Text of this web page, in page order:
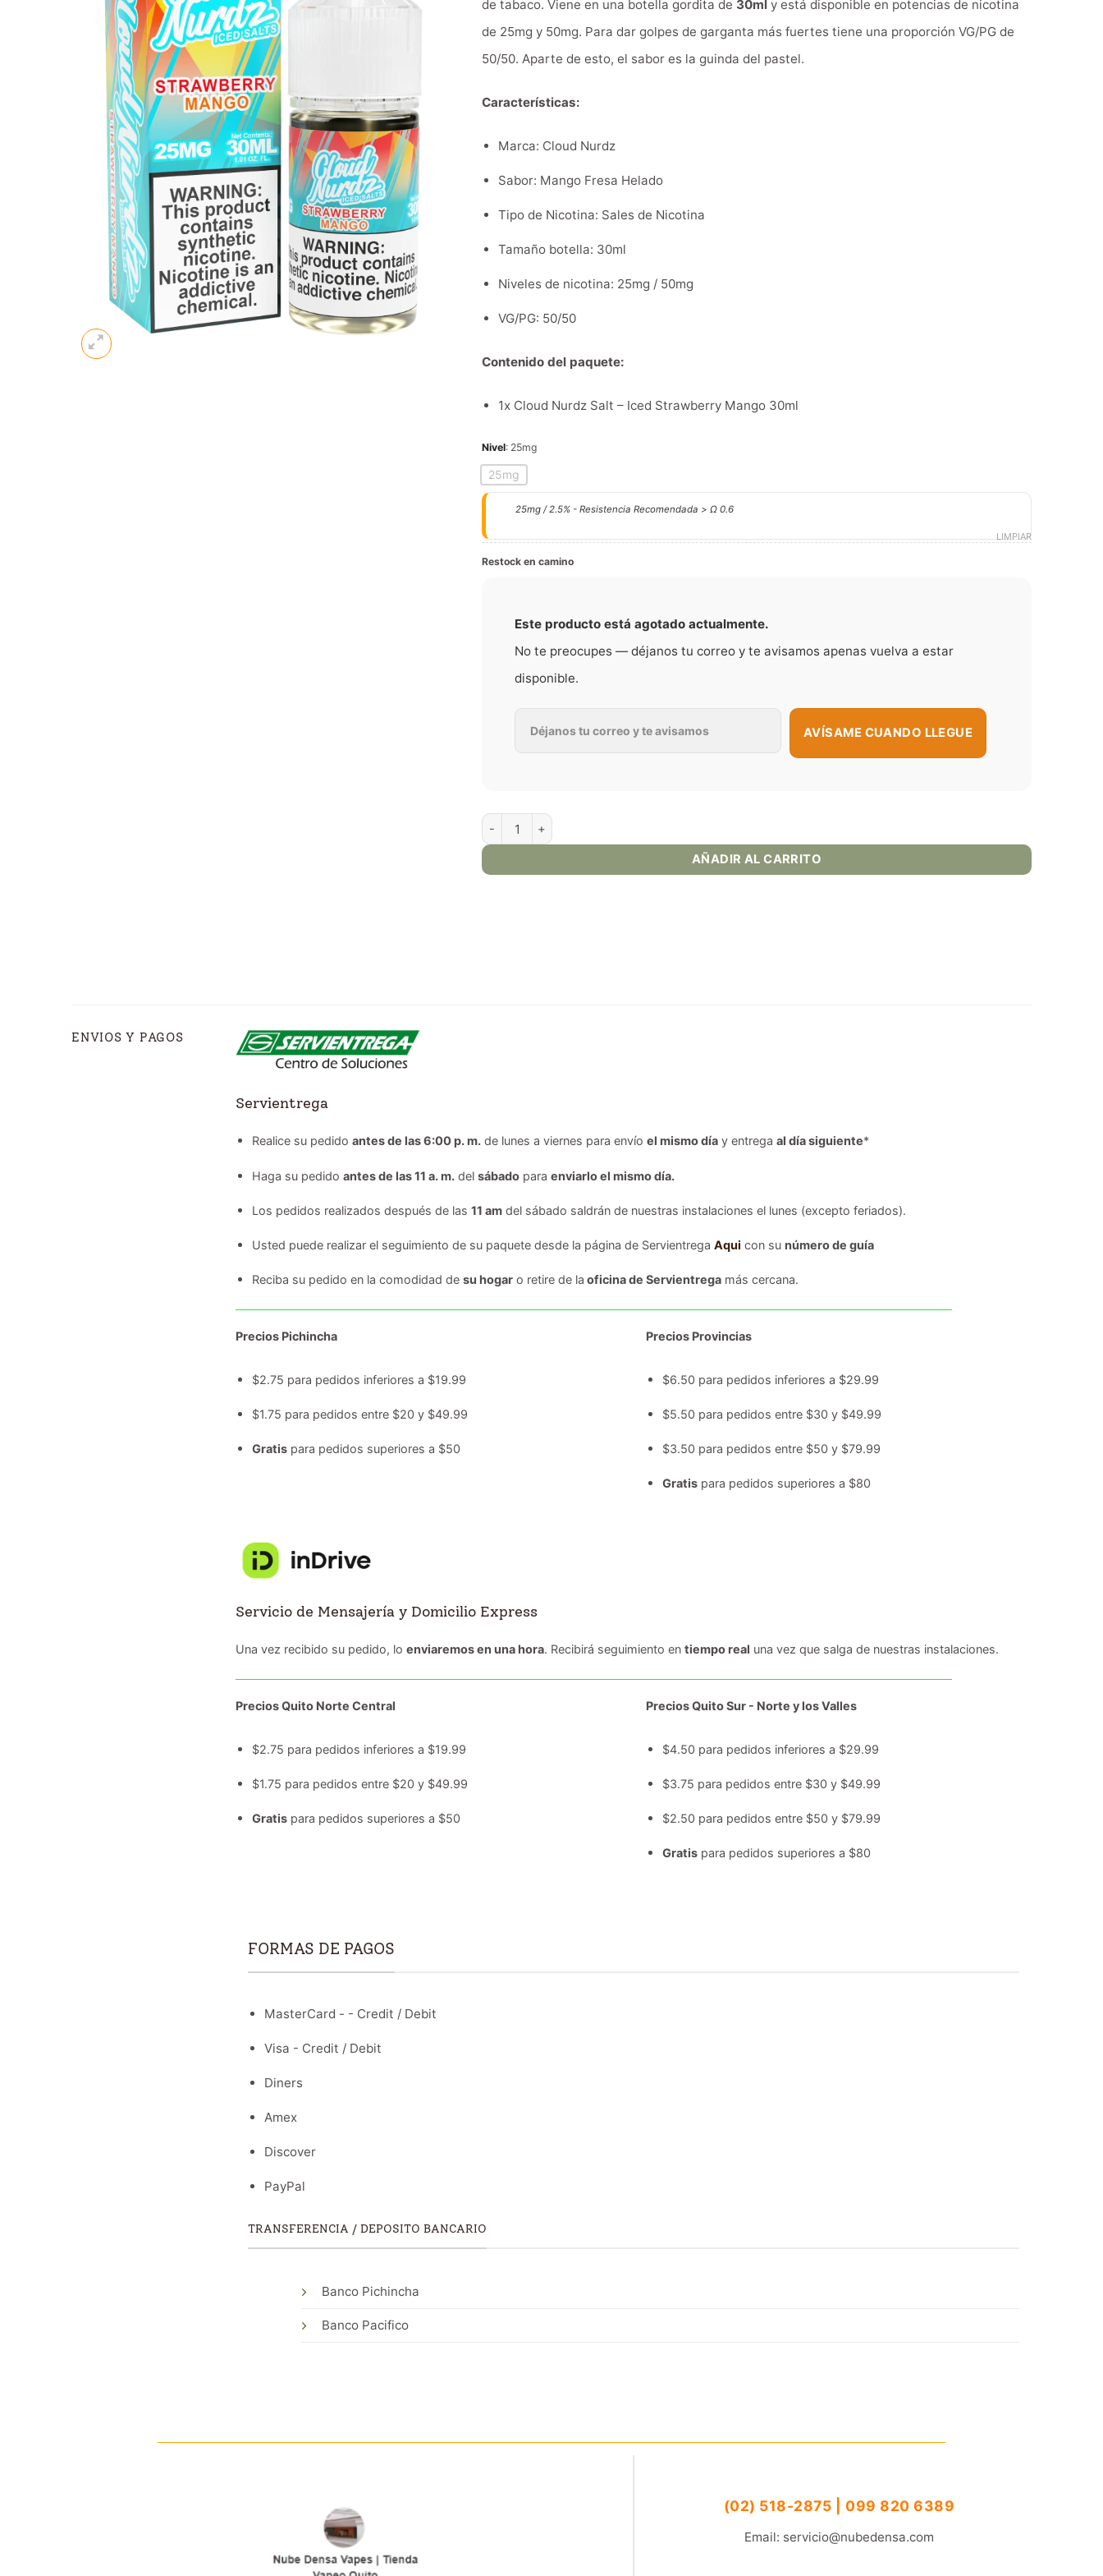
de tabaco. Viene en una botella gordita de 30ml y está disponible en potencias de nicotina
de 25mg y 50mg. Para dar golpes de garganta más fuertes tiene una proporción VG/PG de
50/50. Aparte de esto, el sabor es la guinda del pastel.
Características:
Marca: Cloud Nurdz
Sabor: Mango Fresa Helado
Tipo de Nicotina: Sales de Nicotina
Tamaño botella: 30ml
Niveles de nicotina: 25mg / 50mg
VG/PG: 50/50
Contenido del paquete:
1x Cloud Nurdz Salt – Iced Strawberry Mango 30ml
Nivel: 25mg
25mg
LIMPIAR
25mg / 2.5% - Resistencia Recomendada > Ω 0.6
Restock en camino
Este producto está agotado actualmente.
No te preocupes — déjanos tu correo y te avisamos apenas vuelva a estar
disponible.
AVÍSAME CUANDO LLEGUE
Cloud Nurdz Salt - Iced Strawberry Mango 30ml cantidad
AÑADIR AL CARRITO
ENVIOS Y PAGOS
Servientrega
Realice su pedido antes de las 6:00 p. m.de lunes a viernes para envío el mismo díay entrega al día siguiente*
Haga su pedido antes de las 11 a. m.del sábadopara enviarlo el mismo día.
Los pedidos realizados después de las 11 amdel sábado saldrán de nuestras instalaciones el lunes (excepto feriados).
Usted puede realizar el seguimiento de su paquete desde la página de Servientrega Aqui con su número de guía
Reciba su pedido en la comodidad de su hogaro retire de la oficina de Servientregamás cercana.
Precios Pichincha
$2.75 para pedidos inferiores a $19.99
$1.75 para pedidos entre $20 y $49.99
Gratispara pedidos superiores a $50
Precios Provincias
$6.50 para pedidos inferiores a $29.99
$5.50 para pedidos entre $30 y $49.99
$3.50 para pedidos entre $50 y $79.99
Gratispara pedidos superiores a $80
Servicio de Mensajería y Domicilio Express
Una vez recibido su pedido, lo enviaremos en una hora. Recibirá seguimiento en tiempo real una vez que salga de nuestras instalaciones.
Precios Quito Norte Central
$2.75 para pedidos inferiores a $19.99
$1.75 para pedidos entre $20 y $49.99
Gratispara pedidos superiores a $50
Precios Quito Sur - Norte y los Valles
$4.50 para pedidos inferiores a $29.99
$3.75 para pedidos entre $30 y $49.99
$2.50 para pedidos entre $50 y $79.99
Gratispara pedidos superiores a $80
FORMAS DE PAGOS
MasterCard - - Credit / Debit
Visa - Credit / Debit
Diners
Amex
Discover
PayPal
TRANSFERENCIA / DEPOSITO BANCARIO
Banco Pichincha
Banco Pacifico
(02) 518-2875 | 099 820 6389
Email: servicio@nubedensa.com